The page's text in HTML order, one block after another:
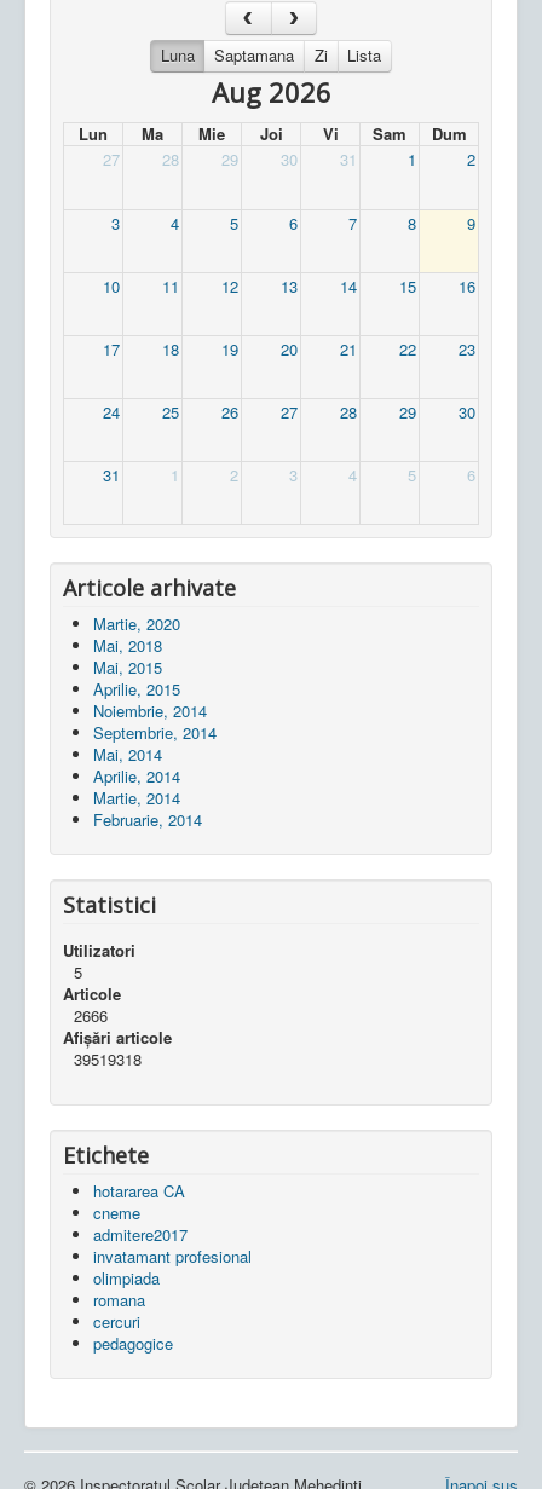
Luna Saptamana Zi Lista
Aug 2026
Lun Ma Mie Joi Vi Sam
Dum
27
28 29 30 31 1 2
3 4 5 6 7 8 9
10 11 12 13 14 15 16
17 18 19 20 21 22 23
24 25 26 27 28 29 30
31 1 2 3 4 5 6
Articole arhivate
Martie, 2020
Mai, 2018
Mai, 2015
Aprilie, 2015
Noiembrie, 2014
Septembrie, 2014
Mai, 2014
Aprilie, 2014
Martie, 2014
Februarie, 2014
Statistici
Utilizatori
5
Articole
2666
Afișări articole
39519318
Etichete
hotararea CA
cneme
admitere2017
invatamant profesional
olimpiada
romana
cercuri
pedagogice